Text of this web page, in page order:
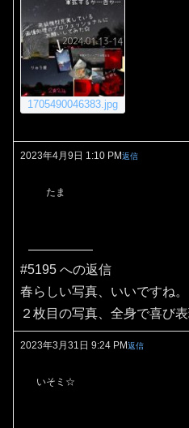
1705490046383.jpg
2023年4月9日 1:10 PM返信
たま
#5195 への返信
春らしい写真、いいですね。
２枚目の写真、全身で喜び
2023年3月31日 9:24 PM返信
いそミ☆